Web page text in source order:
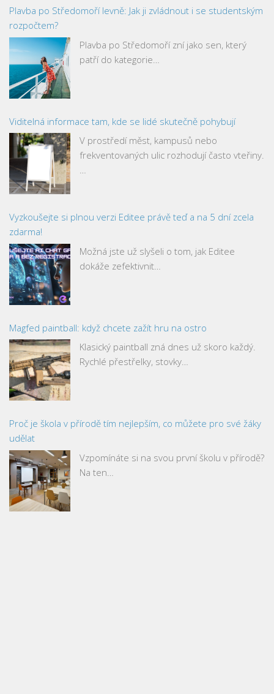
Plavba po Středomoří levně: Jak ji zvládnout i se studentským
rozpočtem?
Plavba po Středomoří zní jako sen, který
patří do kategorie…
Viditelná informace tam, kde se lidé skutečně pohybují
V prostředí měst, kampusů nebo
frekventovaných ulic rozhodují často vteřiny.
…
Vyzkoušejte si plnou verzi Editee právě teď a na 5 dní zcela
zdarma!
Možná jste už slyšeli o tom, jak Editee
dokáže zefektivnit…
Magfed paintball: když chcete zažít hru na ostro
Klasický paintball zná dnes už skoro každý.
Rychlé přestřelky, stovky…
Proč je škola v přírodě tím nejlepším, co můžete pro své žáky
udělat
Vzpomínáte si na svou první školu v přírodě?
Na ten…